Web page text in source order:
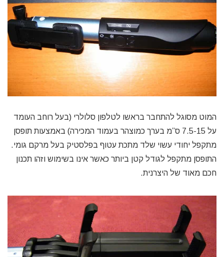
המוט מסוגל להתחבר בראשו לטלפון סלולרי (בעל רוחב העומד
על 7.5-15 ס”מ בערך כמוצהר בעמוד המכירה) באמצעות תופסן
מתקפל יחודי עשוי שלד מתכת עטוף בפלסטיק בעל מרקם גומי.
התופסן מתקפל לגודל קטן ביותר כאשר אינו בשימוש וזהו תכנון
חכם מאוד של היצרנית.